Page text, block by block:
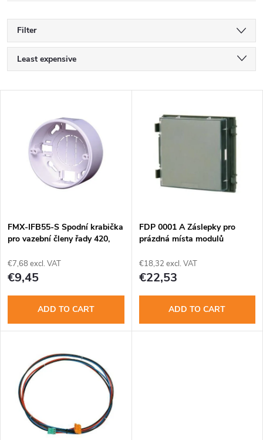
Filter
P
r
t
s
o
r
n
Least expensive
Alphabetically
o
f
p
o
u
FMX-IFB55-S Spodní krabička
pro vazební členy řady 420,
€7,68 excl. VAT
€9,45
ADD TO CART
FDP 0001 A Záslepky pro
prázdná místa modulů
€18,32 excl. VAT
€22,53
ADD TO CART